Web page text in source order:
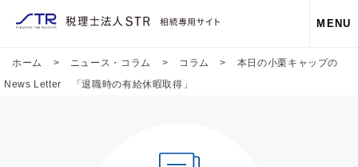
MENU
ホーム > ニュース・コラム > コラム >
本日の小栗キャップの
News Letter 「退職時の有給休暇取得」